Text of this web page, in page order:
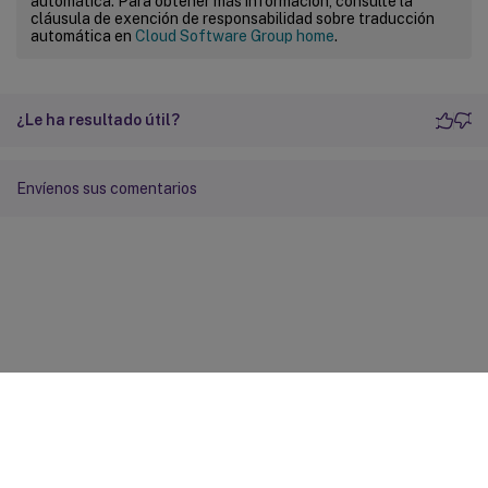
cláusula de exención de responsabilidad sobre traducción
automática en Cloud Software Group home.
¿Le ha resultado útil?
Envíenos sus comentarios